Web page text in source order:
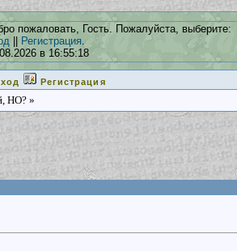
пожаловать, Гость. Пожалуйста, выберите:
Регистрация.
в 16:55:18
Регистрация
НО? »